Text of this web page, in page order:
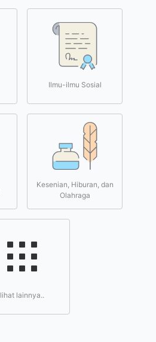
Ilmu-ilmu Sosial
Kesenian, Hiburan, dan
Olahraga
lihat lainnya..